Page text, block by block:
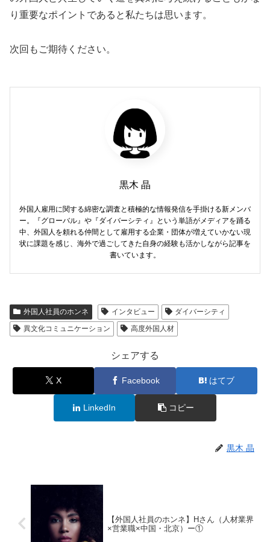
り重要なポイントであると私たちは思います。
次回もご期待ください。
黒木 晶
外国人雇用に関する綿密な調査と積極的な情報発信を手掛ける新メンバ
ー。『グローバル』や『ダイバーシティ』という単語がメディアを踊る
中、外国人を頼れる仲間として雇用する企業・団体が増えていかない現
状に課題を感じ、海外で過ごしてきた自身の経験も活かしながら記事を
書いています。
外国人社員のホンネ インタビュー
ダイバーシティ
異文化コミュニケーション
高度外国人材
シェアする
X Facebook はてブ
LinkedIn コピー
黒木 晶
【外国人社員のホンネ】Hさん（人材業界
×営業職×中国・北京）ー①